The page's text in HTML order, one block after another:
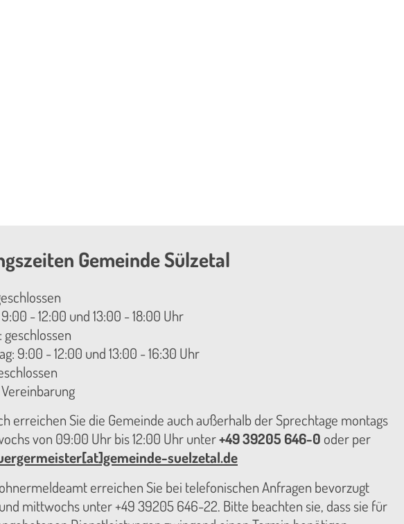
Gemeinde Sülzetal
- 12:00 und 13:00 - 18:00 Uhr
9:00 - 12:00 und 13:00 - 16:30 Uhr
erreichen Sie die Gemeinde auch außerhalb der Sprechtage montags
von 09:00 Uhr bis 12:00 Uhr unter+49 39205 646-0 oder per
suelzetal.de
erreichen Sie bei telefonischen Anfragen bevorzugt
mittwochs unter +49 39205 646-22. Bitte beachten sie, dass sie für